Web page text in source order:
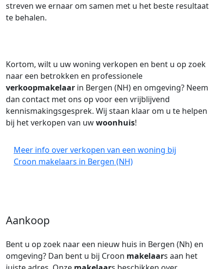
streven we ernaar om samen met u het beste resultaat
te behalen.
Kortom, wilt u uw woning verkopen en bent u op zoek
naar een betrokken en professionele
verkoopmakelaar in Bergen (NH) en omgeving? Neem
dan contact met ons op voor een vrijblijvend
kennismakingsgesprek. Wij staan klaar om u te helpen
bij het verkopen van uwwoonhuis!
Meer info over verkopen van een woning bij
Croon makelaars in Bergen (NH)
Aankoop
Bent u op zoek naar een nieuw huis in Bergen (Nh) en
omgeving? Dan bent u bij Croon makelaars aan het